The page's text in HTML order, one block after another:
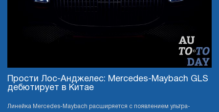
Прости Лос-Анджелес: Mercedes-Maybach GLS
дебютирует в Китае
Линейка Mercedes-Maybach расширяется с появлением ультра-